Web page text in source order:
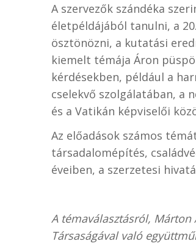
A szervezők szándéka
életpéldájából tanulni, a
ösztönözni, a kutatási
kiemelt témája Áron
kérdésekben, például a
cselekvő szolgálatában, a
és a Vatikán képviselői
Az előadások számos
társadalomépítés,
éveiben, a szerzetesi
A témaválasztásról,
Társaságával való